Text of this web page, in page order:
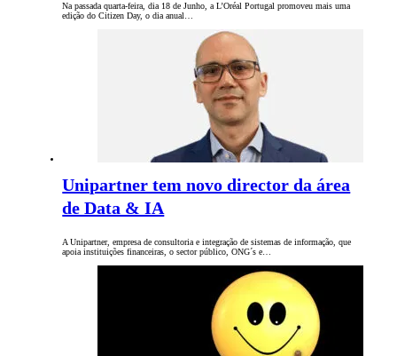
Na passada quarta-feira, dia 18 de Junho, a L’Oréal Portugal promoveu mais uma
edição do Citizen Day, o dia anual…
Unipartner tem novo director da área
de Data & IA
A Unipartner, empresa de consultoria e integração de sistemas de informação, que
apoia instituições financeiras, o sector público, ONG´s e…